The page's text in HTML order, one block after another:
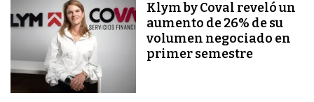
Klym by Coval reveló un
aumento de 26% de su
volumen negociado en
primer semestre